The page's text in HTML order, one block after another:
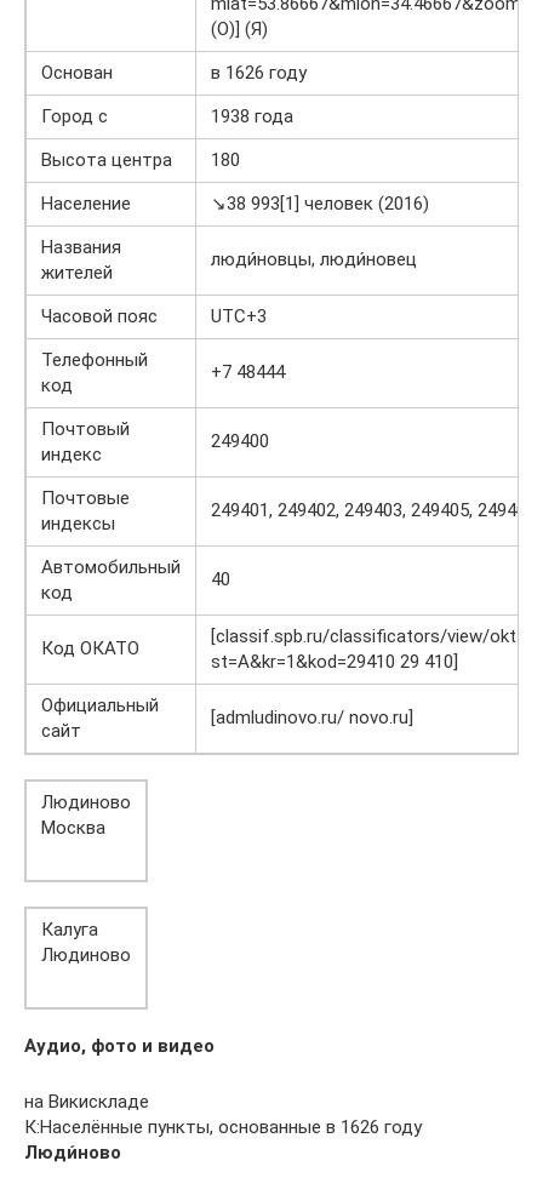
(O)] (Я)
Основан
в 1626 году
Город с
1938 года
Высота центра
180
Население
↘38 993[1] человек (2016)
Названия
жителей
люди́новцы, люди́новец
Часовой пояс
UTC+3
Телефонный
код
+7 48444
Почтовый
индекс
249400
Почтовые
индексы
249401, 249402, 249403, 249405, 249406
Автомобильный
код
40
Код ОКАТО
[classif.spb.ru/classificators/view/
st=A&kr=1&kod=29410 29 410]
Официальный
сайт
[admludinovo.ru/ novo.ru]
Людиново
Москва
Калуга
Людиново
Аудио, фото и видео
на Викискладе
К:Населённые пункты, основанные в 1626 году
Люди́ново